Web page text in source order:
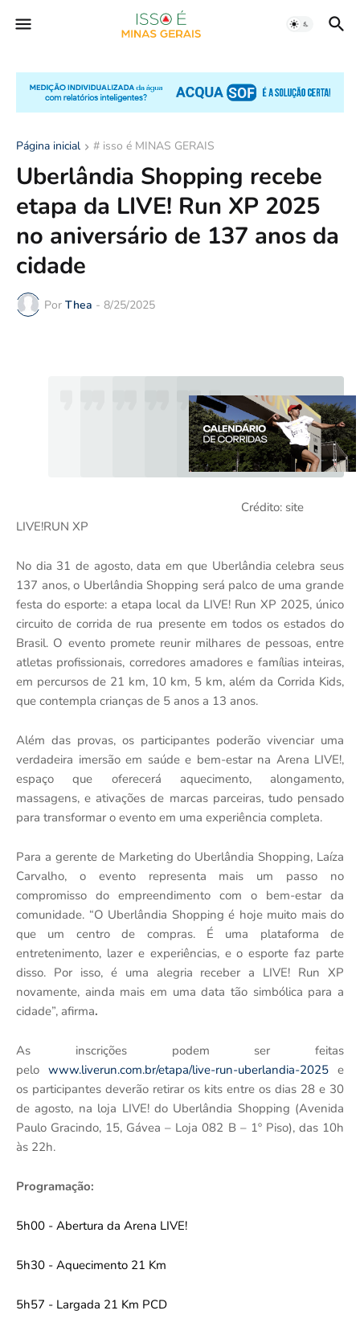
Página inicial # isso é MINAS GERAIS
Uberlândia Shopping recebe
etapa da LIVE! Run XP 2025
no aniversário de 137 anos da
cidade
Por Thea - 8/25/2025
Crédito: site
LIVE!RUN XP
No dia 31 de agosto, data em que Uberlândia celebra seus
137 anos, o Uberlândia Shopping será palco de uma grande
festa do esporte: a etapa local da LIVE! Run XP 2025, único
circuito de corrida de rua presente em todos os estados do
Brasil. O evento promete reunir milhares de pessoas, entre
atletas profissionais, corredores amadores e famílias inteiras,
em percursos de 21 km, 10 km, 5 km, além da Corrida Kids,
que contempla crianças de 5 anos a 13 anos.
Além das provas, os participantes poderão vivenciar uma
verdadeira imersão em saúde e bem-estar na Arena LIVE!,
espaço que oferecerá aquecimento, alongamento,
massagens, e ativações de marcas parceiras, tudo pensado
para transformar o evento em uma experiência completa.
Para a gerente de Marketing do Uberlândia Shopping, Laíza
Carvalho, o evento representa mais um passo no
compromisso do empreendimento com o bem-estar da
comunidade. “O Uberlândia Shopping é hoje muito mais do
que um centro de compras. É uma plataforma de
entretenimento, lazer e experiências, e o esporte faz parte
disso. Por isso, é uma alegria receber a LIVE! Run XP
novamente, ainda mais em uma data tão simbólica para a
cidade”, afirma.
As inscrições podem ser feitas
pelo www.liverun.com.br/etapa/live-run-uberlandia-2025 e
os participantes deverão retirar os kits entre os dias 28 e 30
de agosto, na loja LIVE! do Uberlândia Shopping (Avenida
Paulo Gracindo, 15, Gávea – Loja 082 B – 1º Piso), das 10h
às 22h.
Programação:
5h00 - Abertura da Arena LIVE!
5h30 - Aquecimento 21 Km
5h57 - Largada 21 Km PCD